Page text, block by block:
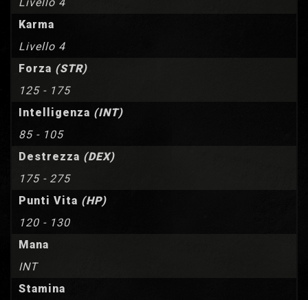
Karma
Livello 4
Forza (STR)
125 - 175
Intelligenza (INT)
85 - 105
Destrezza (DEX)
175 - 275
Punti Vita (HP)
120 - 130
Mana
INT
Stamina